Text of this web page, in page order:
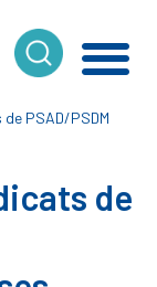
PSAD/PSDM
de